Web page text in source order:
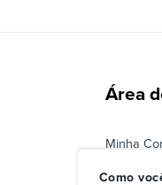
Área
Minha
Status do
Como